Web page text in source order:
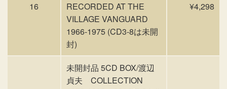
16
RECORDED AT THE
VILLAGE VANGUARD
1966-1975 (CD3-8は未開
封)
¥4,298
未開封品 5CD BOX/渡辺
貞夫 COLLECTION